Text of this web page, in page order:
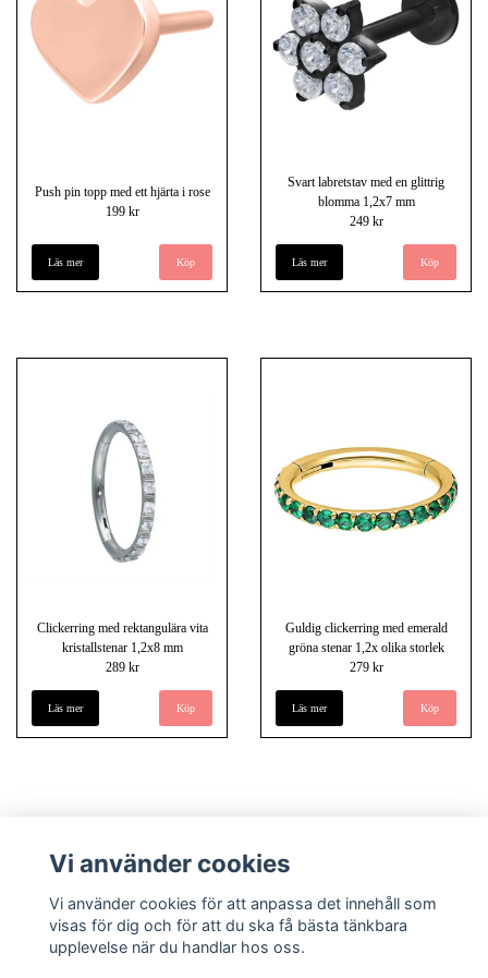
Push pin topp med ett hjärta i rose
199 kr
Läs mer
Svart labretstav med en glittrig
blomma 1,2x7 mm
249 kr
Läs mer
Clickerring med rektangulära vita
kristallstenar 1,2x8 mm
289 kr
Läs mer
Guldig clickerring med emerald
gröna stenar 1,2x olika storlek
279 kr
Läs mer Köp
Vi använder cookies
Vi använder cookies för att anpassa det innehåll som
visas för dig och för att du ska få bästa tänkbara
upplevelse när du handlar hos oss.